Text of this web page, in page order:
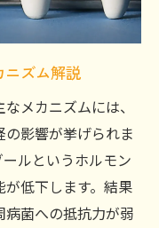
ニズム解説
メカニズムには、
影響が挙げられま
ルというホルモン
低下します。結果
病菌への抵抗力が弱